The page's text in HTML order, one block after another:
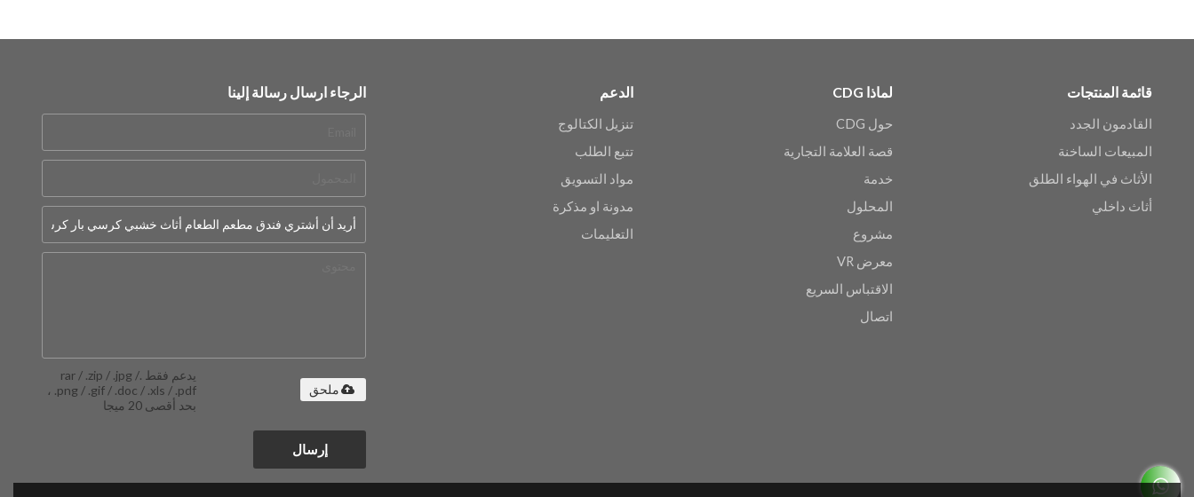
قائمة المنتجات
القادمون الجدد
المبيعات الساخنة
الأثاث في الهواء الطلق
أثاث داخلي
لماذا CDG
حول CDG
قصة العلامة التجارية
خدمة
المحلول
مشروع
معرض VR
الاقتباس السريع
اتصال
الدعم
تنزيل الكتالوج
تتبع الطلب
مواد التسويق
مدونة او مذكرة
التعليمات
الرجاء ارسال رسالة إلينا
يدعم فقط .rar / .zip / .jpg /
.png / .gif / .doc / .xls / .pdf ،
بحد أقصى 20 ميجا
ملحق
إرسال